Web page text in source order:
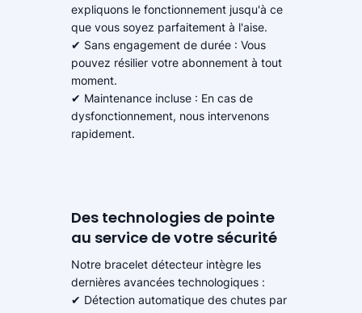
expliquons le fonctionnement jusqu'à ce
que vous soyez parfaitement à l'aise.
✔ Sans engagement de durée : Vous
pouvez résilier votre abonnement à tout
moment.
✔ Maintenance incluse : En cas de
dysfonctionnement, nous intervenons
rapidement.
Des technologies de pointe
au service de votre sécurité
Notre bracelet détecteur intègre les
dernières avancées technologiques :
✔ Détection automatique des chutes par